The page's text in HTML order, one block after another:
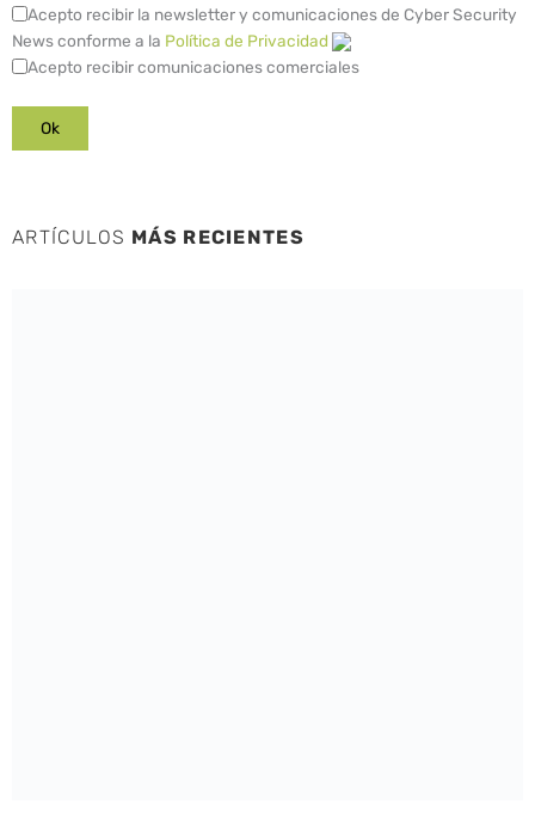
Acepto recibir la newsletter y comunicaciones de Cyber Security
News conforme a la Política de Privacidad
Acepto recibir comunicaciones comerciales
ARTÍCULOS MÁS RECIENTES